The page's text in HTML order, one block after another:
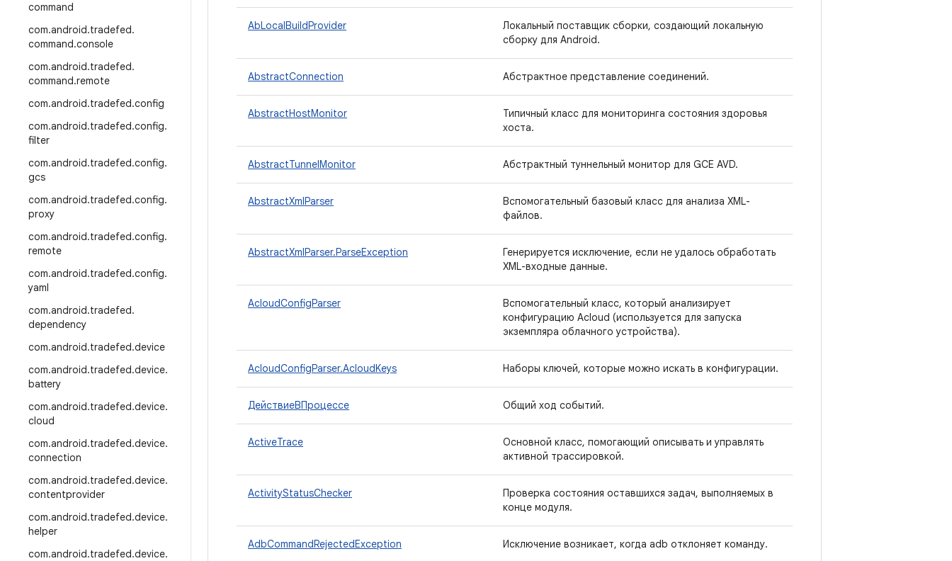
command
com.android.tradefed.
command.console
com.android.tradefed.
command.remote
com.android.tradefed.config
com.android.tradefed.config.
filter
com.android.tradefed.config.
gcs
com.android.tradefed.config.
proxy
com.android.tradefed.config.
remote
com.android.tradefed.config.
yaml
com.android.tradefed.
dependency
com.android.tradefed.device
com.android.tradefed.device.
battery
com.android.tradefed.device.
cloud
com.android.tradefed.device.
connection
com.android.tradefed.device.
contentprovider
com.android.tradefed.device.
helper
com.android.tradefed.device.
AbLocalBuildProvider
Локальный поставщик сборки, создающий локальную
сборку для Android.
AbstractConnection Абстрактное представление соединений.
AbstractHostMonitor
Типичный класс для мониторинга состояния здоровья
хоста.
AbstractTunnelMonitor Абстрактный туннельный монитор для GCE AVD.
AbstractXmlParser
Вспомогательный базовый класс для анализа XML-
файлов.
AbstractXmlParser.ParseException
Генерируется исключение, если не удалось обработать
XML-входные данные.
AcloudConfigParser
Вспомогательный класс, который анализирует
конфигурацию Acloud (используется для запуска
экземпляра облачного устройства).
AcloudConfigParser.AcloudKeys Наборы ключей, которые можно искать в конфигурации.
ДействиеВПроцессе Общий ход событий.
ActiveTrace
Основной класс, помогающий описывать и управлять
активной трассировкой.
ActivityStatusChecker
Проверка состояния оставшихся задач, выполняемых в
конце модуля.
AdbCommandRejectedException Исключение возникает, когда adb отклоняет команду.